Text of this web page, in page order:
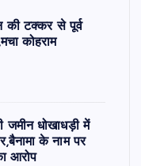
की टक्कर से पूर्व
कोहराम
धोखाधड़ी में
के नाम पर
आरोप